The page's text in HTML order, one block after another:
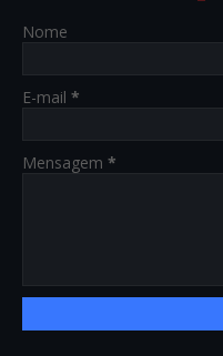
Nome
E-mail *
Mensagem *